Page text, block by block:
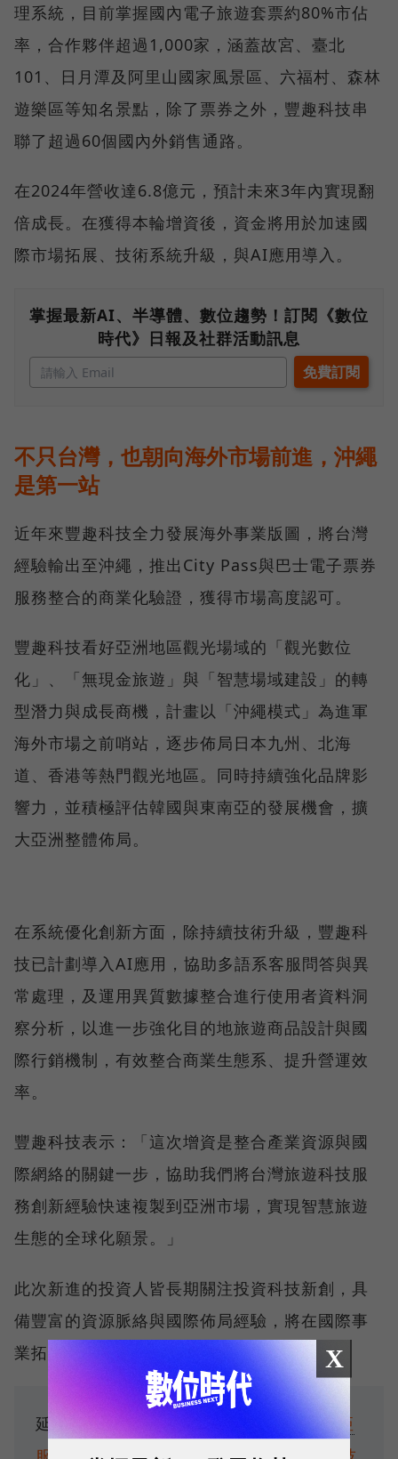
理系統，目前掌握國內電子旅遊套票約80%市佔
率，合作夥伴超過1,000家，涵蓋故宮、臺北
101、日月潭及阿里山國家風景區、六福村、森林
遊樂區等知名景點，除了票券之外，豐趣科技串
聯了超過60個國內外銷售通路。
在2024年營收達6.8億元，預計未來3年內實現翻
倍成長。在獲得本輪增資後，資金將用於加速國
際市場拓展、技術系統升級，與AI應用導入。
掌握最新AI、半導體、數位趨勢！訂閱《數位
時代》日報及社群活動訊息
不只台灣，也朝向海外市場前進，沖繩
是第一站
近年來豐趣科技全力發展海外事業版圖，將台灣
經驗輸出至沖繩，推出City Pass與巴士電子票券
服務整合的商業化驗證，獲得市場高度認可。
豐趣科技看好亞洲地區觀光場域的「觀光數位
化」、「無現金旅遊」與「智慧場域建設」的轉
型潛力與成長商機，計畫以「沖繩模式」為進軍
海外市場之前哨站，逐步佈局日本九州、北海
道、香港等熱門觀光地區。同時持續強化品牌影
響力，並積極評估韓國與東南亞的發展機會，擴
大亞洲整體佈局。
在系統優化創新方面，除持續技術升級，豐趣科
技已計劃導入AI應用，協助多語系客服問答與異
常處理，及運用異質數據整合進行使用者資料洞
察分析，以進一步強化目的地旅遊商品設計與國
際行銷機制，有效整合商業生態系、提升營運效
率。
豐趣科技表示：「這次增資是整合產業資源與國
際網絡的關鍵一步，協助我們將台灣旅遊科技服
務創新經驗快速複製到亞洲市場，實現智慧旅遊
生態的全球化願景。」
此次新進的投資人皆長期關注投資科技新創，具
備豐富的資源脈絡與國際佈局經驗，將在國際事
業拓展中提供實質協助。
延伸閱讀：
Dcard宣布終止日本、馬來西亞
X